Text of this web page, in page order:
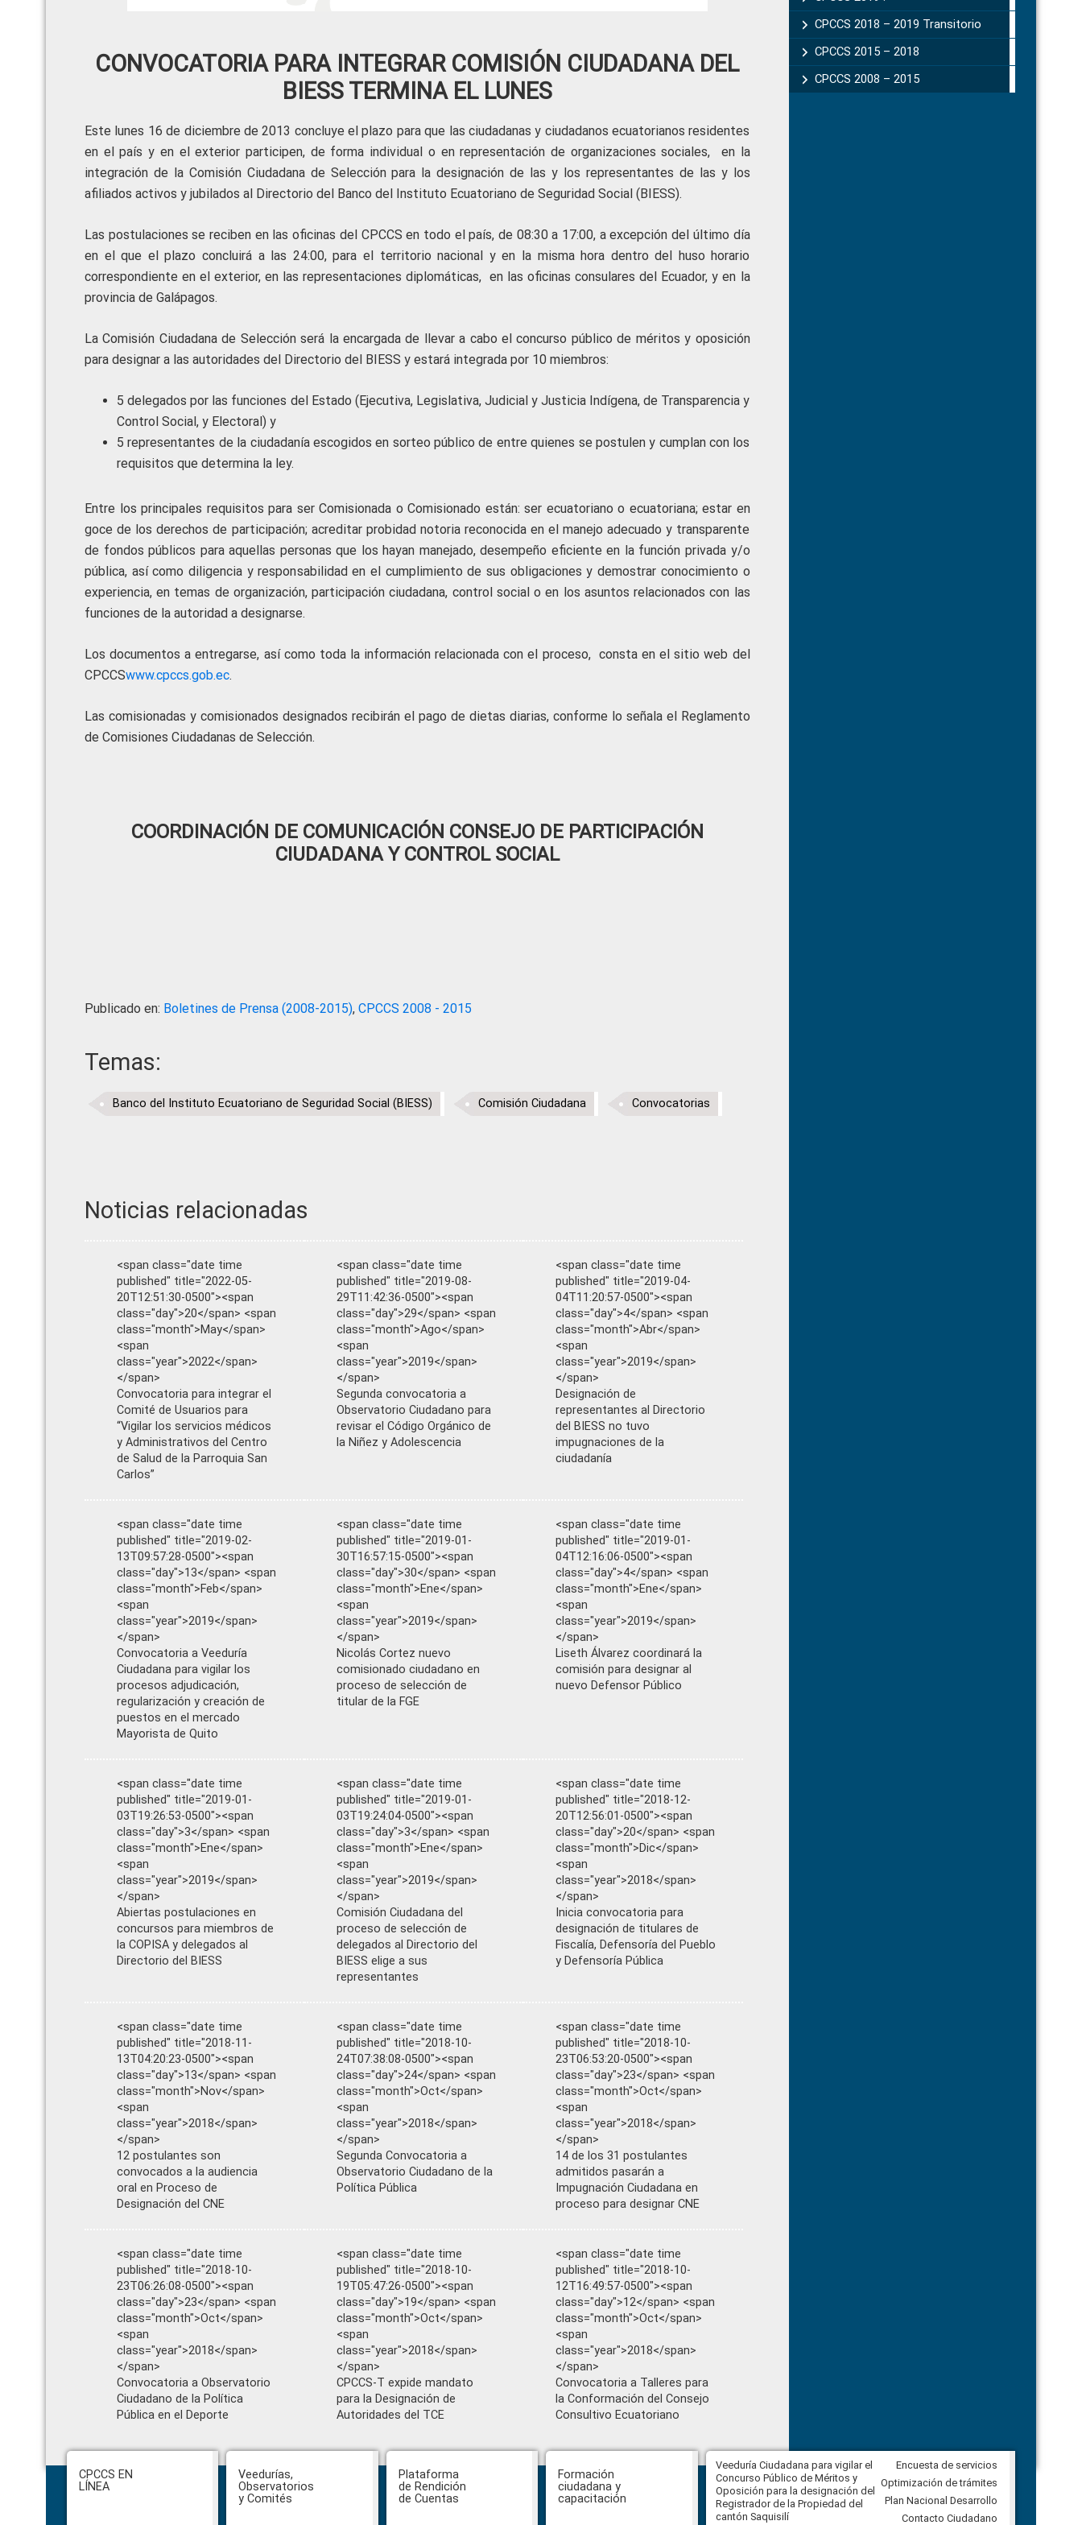
CONVOCATORIA PARA INTEGRAR COMISIÓN CIUDADANA DEL
BIESS TERMINA EL LUNES
Este lunes 16 de diciembre de 2013 concluye el plazo para que las ciudadanas y ciudadanos ecuatorianos residentes
en el país y en el exterior participen, de forma individual o en representación de organizaciones sociales, en la
integración de la Comisión Ciudadana de Selección para la designación de las y los representantes de las y los
afiliados activos y jubilados al Directorio del Banco del Instituto Ecuatoriano de Seguridad Social (BIESS).
Las postulaciones se reciben en las oficinas del CPCCS en todo el país, de 08:30 a 17:00, a excepción del último día
en el que el plazo concluirá a las 24:00, para el territorio nacional y en la misma hora dentro del huso horario
correspondiente en el exterior, en las representaciones diplomáticas, en las oficinas consulares del Ecuador, y en la
provincia de Galápagos.
La Comisión Ciudadana de Selección será la encargada de llevar a cabo el concurso público de méritos y oposición
para designar a las autoridades del Directorio del BIESS y estará integrada por 10 miembros:
5 delegados por las funciones del Estado (Ejecutiva, Legislativa, Judicial y Justicia Indígena, de Transparencia y
Control Social, y Electoral) y
5 representantes de la ciudadanía escogidos en sorteo público de entre quienes se postulen y cumplan con los
requisitos que determina la ley.
Entre los principales requisitos para ser Comisionada o Comisionado están: ser ecuatoriano o ecuatoriana; estar en
goce de los derechos de participación; acreditar probidad notoria reconocida en el manejo adecuado y transparente
de fondos públicos para aquellas personas que los hayan manejado, desempeño eficiente en la función privada y/o
pública, así como diligencia y responsabilidad en el cumplimiento de sus obligaciones y demostrar conocimiento o
experiencia, en temas de organización, participación ciudadana, control social o en los asuntos relacionados con las
funciones de la autoridad a designarse.
Los documentos a entregarse, así como toda la información relacionada con el proceso, consta en el sitio web del
CPCCSwww.cpccs.gob.ec.
Las comisionadas y comisionados designados recibirán el pago de dietas diarias, conforme lo señala el Reglamento
de Comisiones Ciudadanas de Selección.
COORDINACIÓN DE COMUNICACIÓN CONSEJO DE PARTICIPACIÓN
CIUDADANA Y CONTROL SOCIAL
Publicado en: Boletines de Prensa (2008-2015), CPCCS 2008 - 2015
Temas:
Banco del Instituto Ecuatoriano de Seguridad Social (BIESS) Comisión Ciudadana Convocatorias
Noticias relacionadas
<span class="date time
published" title="2022-05-
20T12:51:30-0500"><span
class="day">20</span> <span
class="month">May</span>
<span
class="year">2022</span>
</span>
Convocatoria para integrar el
Comité de Usuarios para
“Vigilar los servicios médicos
y Administrativos del Centro
de Salud de la Parroquia San
Carlos”
<span class="date time
published" title="2019-08-
29T11:42:36-0500"><span
class="day">29</span> <span
class="month">Ago</span>
<span
class="year">2019</span>
</span>
Segunda convocatoria a
Observatorio Ciudadano para
revisar el Código Orgánico de
la Niñez y Adolescencia
<span class="date time
published" title="2019-04-
04T11:20:57-0500"><span
class="day">4</span> <span
class="month">Abr</span>
<span
class="year">2019</span>
</span>
Designación de
representantes al Directorio
del BIESS no tuvo
impugnaciones de la
ciudadanía
<span class="date time
published" title="2019-02-
13T09:57:28-0500"><span
class="day">13</span> <span
class="month">Feb</span>
<span
class="year">2019</span>
</span>
Convocatoria a Veeduría
Ciudadana para vigilar los
procesos adjudicación,
regularización y creación de
puestos en el mercado
Mayorista de Quito
<span class="date time
published" title="2019-01-
30T16:57:15-0500"><span
class="day">30</span> <span
class="month">Ene</span>
<span
class="year">2019</span>
</span>
Nicolás Cortez nuevo
comisionado ciudadano en
proceso de selección de
titular de la FGE
<span class="date time
published" title="2019-01-
04T12:16:06-0500"><span
class="day">4</span> <span
class="month">Ene</span>
<span
class="year">2019</span>
</span>
Liseth Álvarez coordinará la
comisión para designar al
nuevo Defensor Público
<span class="date time
published" title="2019-01-
03T19:26:53-0500"><span
class="day">3</span> <span
class="month">Ene</span>
<span
class="year">2019</span>
</span>
Abiertas postulaciones en
concursos para miembros de
la COPISA y delegados al
Directorio del BIESS
<span class="date time
published" title="2019-01-
03T19:24:04-0500"><span
class="day">3</span> <span
class="month">Ene</span>
<span
class="year">2019</span>
</span>
Comisión Ciudadana del
proceso de selección de
delegados al Directorio del
BIESS elige a sus
representantes
<span class="date time
published" title="2018-12-
20T12:56:01-0500"><span
class="day">20</span> <span
class="month">Dic</span>
<span
class="year">2018</span>
</span>
Inicia convocatoria para
designación de titulares de
Fiscalía, Defensoría del Pueblo
y Defensoría Pública
<span class="date time
published" title="2018-11-
13T04:20:23-0500"><span
class="day">13</span> <span
class="month">Nov</span>
<span
class="year">2018</span>
</span>
12 postulantes son
convocados a la audiencia
oral en Proceso de
Designación del CNE
<span class="date time
published" title="2018-10-
24T07:38:08-0500"><span
class="day">24</span> <span
class="month">Oct</span>
<span
class="year">2018</span>
</span>
Segunda Convocatoria a
Observatorio Ciudadano de la
Política Pública
<span class="date time
published" title="2018-10-
23T06:53:20-0500"><span
class="day">23</span> <span
class="month">Oct</span>
<span
class="year">2018</span>
</span>
14 de los 31 postulantes
admitidos pasarán a
Impugnación Ciudadana en
proceso para designar CNE
<span class="date time
published" title="2018-10-
23T06:26:08-0500"><span
class="day">23</span> <span
class="month">Oct</span>
<span
class="year">2018</span>
</span>
Convocatoria a Observatorio
Ciudadano de la Política
Pública en el Deporte
<span class="date time
published" title="2018-10-
19T05:47:26-0500"><span
class="day">19</span> <span
class="month">Oct</span>
<span
class="year">2018</span>
</span>
CPCCS-T expide mandato
para la Designación de
Autoridades del TCE
<span class="date time
published" title="2018-10-
12T16:49:57-0500"><span
class="day">12</span> <span
class="month">Oct</span>
<span
class="year">2018</span>
</span>
Convocatoria a Talleres para
la Conformación del Consejo
Consultivo Ecuatoriano
CPCCS 2018 – 2019 Transitorio
CPCCS 2015 – 2018
CPCCS 2008 – 2015
Footer
CPCCS EN
LÍNEA
Veedurías,
Observatorios
y Comités
Plataforma
de Rendición
de Cuentas
Formación
ciudadana y
capacitación
CPCCS aprueba convocatoria a
Veeduría para designación de la
autoridad de la SOT
Veeduría Ciudadana para vigilar el
Concurso Público de Méritos y
Oposición para la designación del
Registrador de la Propiedad del
cantón Saquisilí
Veeduría Ciudadana para vigilar la
construcción del asfaltado de
Ballenita del cantón Santa Elena
Encuesta de servicios
Optimización de trámites
Plan Nacional Desarrollo
Contacto Ciudadano